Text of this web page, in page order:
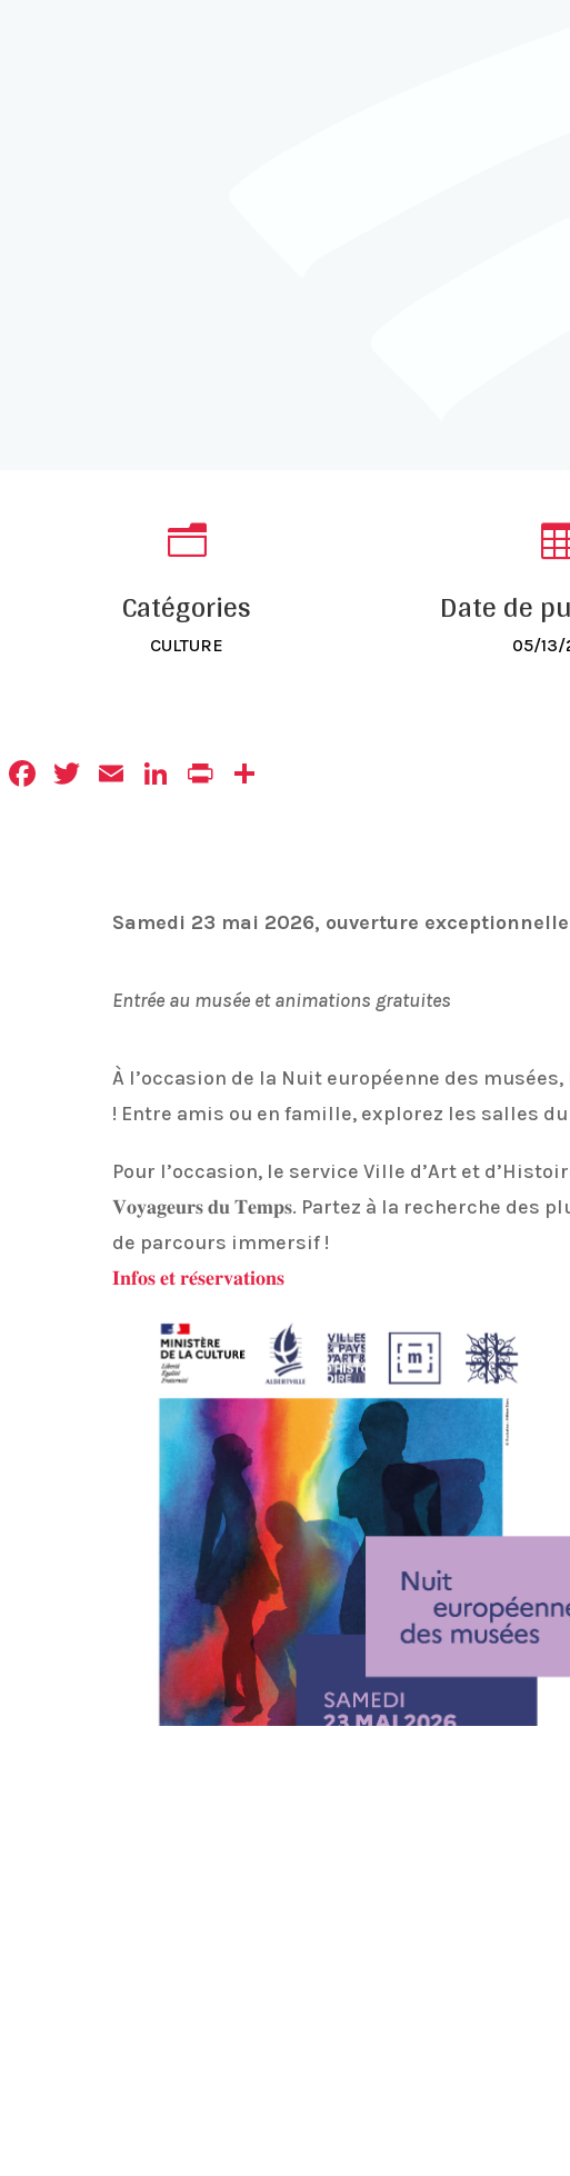
n
Catégories
CULTURE
Date de
05/
Facebook
Twitter
EmailLinkedIn
Print
Samedi 23 mai 2026, ouverture
Entrée au musée et animations gratuites
À l’occasion de la Nuit européenne des
! Entre amis ou en famille, explorez les salles
Pour l’occasion, le service Ville d’Art et
𝐕𝐨𝐲𝐚𝐠𝐞𝐮𝐫𝐬 𝐝𝐮 𝐓𝐞𝐦𝐩𝐬. Partez à la recherche des
de parcours immersif !
𝐈𝐧𝐟𝐨𝐬 𝐞𝐭 𝐫𝐞́𝐬𝐞𝐫𝐯𝐚𝐭𝐢𝐨𝐧𝐬